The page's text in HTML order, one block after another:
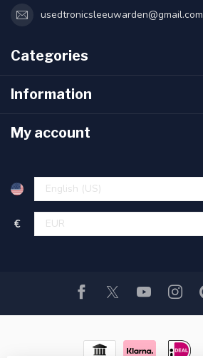
usedtronicsleeuwarden@gmail.com
Categories
Information
My account
€